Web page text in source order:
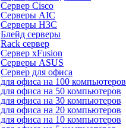
Сервер Cisco
Серверы AIC
Серверы H3C
Блейд серверы
Rack сервер
Сервер xFusion
Серверы ASUS
Сервер для офиса
для офиса на 100 компьютеров
для офиса на 50 компьютеров
для офиса на 30 компьютеров
для офиса на 20 компьютеров
для офиса на 10 компьютеров